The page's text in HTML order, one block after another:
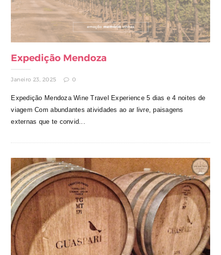
Expedição Mendoza
Janeiro 23, 2025 0
Expedição Mendoza Wine Travel Experience 5 dias e 4 noites de
viagem Com abundantes atividades ao ar livre, paisagens
externas que te convid...